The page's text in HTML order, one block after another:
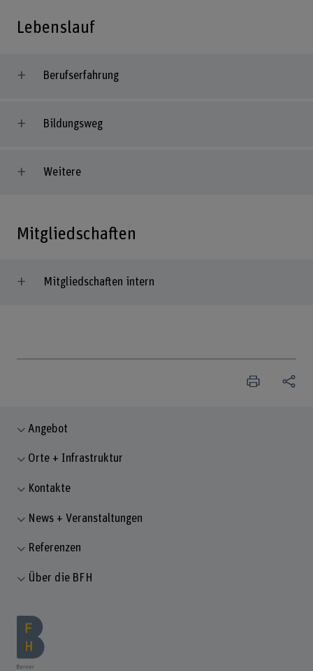
Lebenslauf
Berufserfahrung
Bildungsweg
Weitere
Mitgliedschaften
Mitgliedschaften intern
Angebot
Orte + Infrastruktur
Kontakte
News + Veranstaltungen
Referenzen
Über die BFH